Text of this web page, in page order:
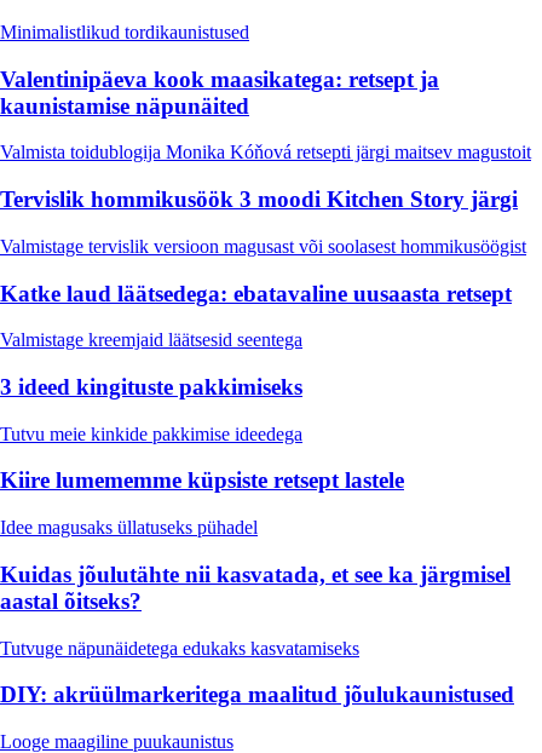
Minimalistlikud tordikaunistused
Valentinipäeva kook maasikatega: retsept ja
kaunistamise näpunäited
Valmista toidublogija Monika Kóňová retsepti järgi maitsev magustoit
Tervislik hommikusöök 3 moodi Kitchen Story järgi
Valmistage tervislik versioon magusast või soolasest hommikusöögist
Katke laud läätsedega: ebatavaline uusaasta retsept
Valmistage kreemjaid läätsesid seentega
3 ideed kingituste pakkimiseks
Tutvu meie kinkide pakkimise ideedega
Kiire lumememme küpsiste retsept lastele
Idee magusaks üllatuseks pühadel
Kuidas jõulutähte nii kasvatada, et see ka järgmisel
aastal õitseks?
Tutvuge näpunäidetega edukaks kasvatamiseks
DIY: akrüülmarkeritega maalitud jõulukaunistused
Looge maagiline puukaunistus